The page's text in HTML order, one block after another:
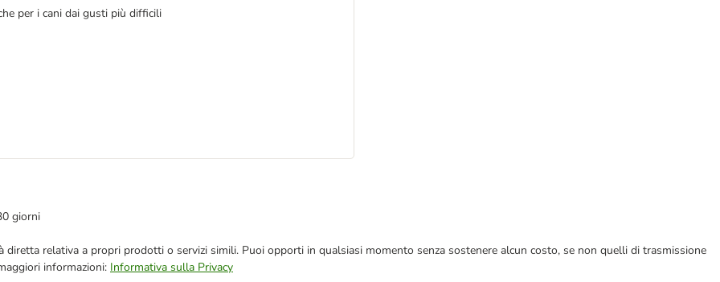
per i cani dai gusti più difficili
giorni
relativa a propri prodotti o servizi simili. Puoi opporti in qualsiasi momento senza sostenere alcun costo, se non quelli di trasmissione
informazioni: Informativa sulla Privacy